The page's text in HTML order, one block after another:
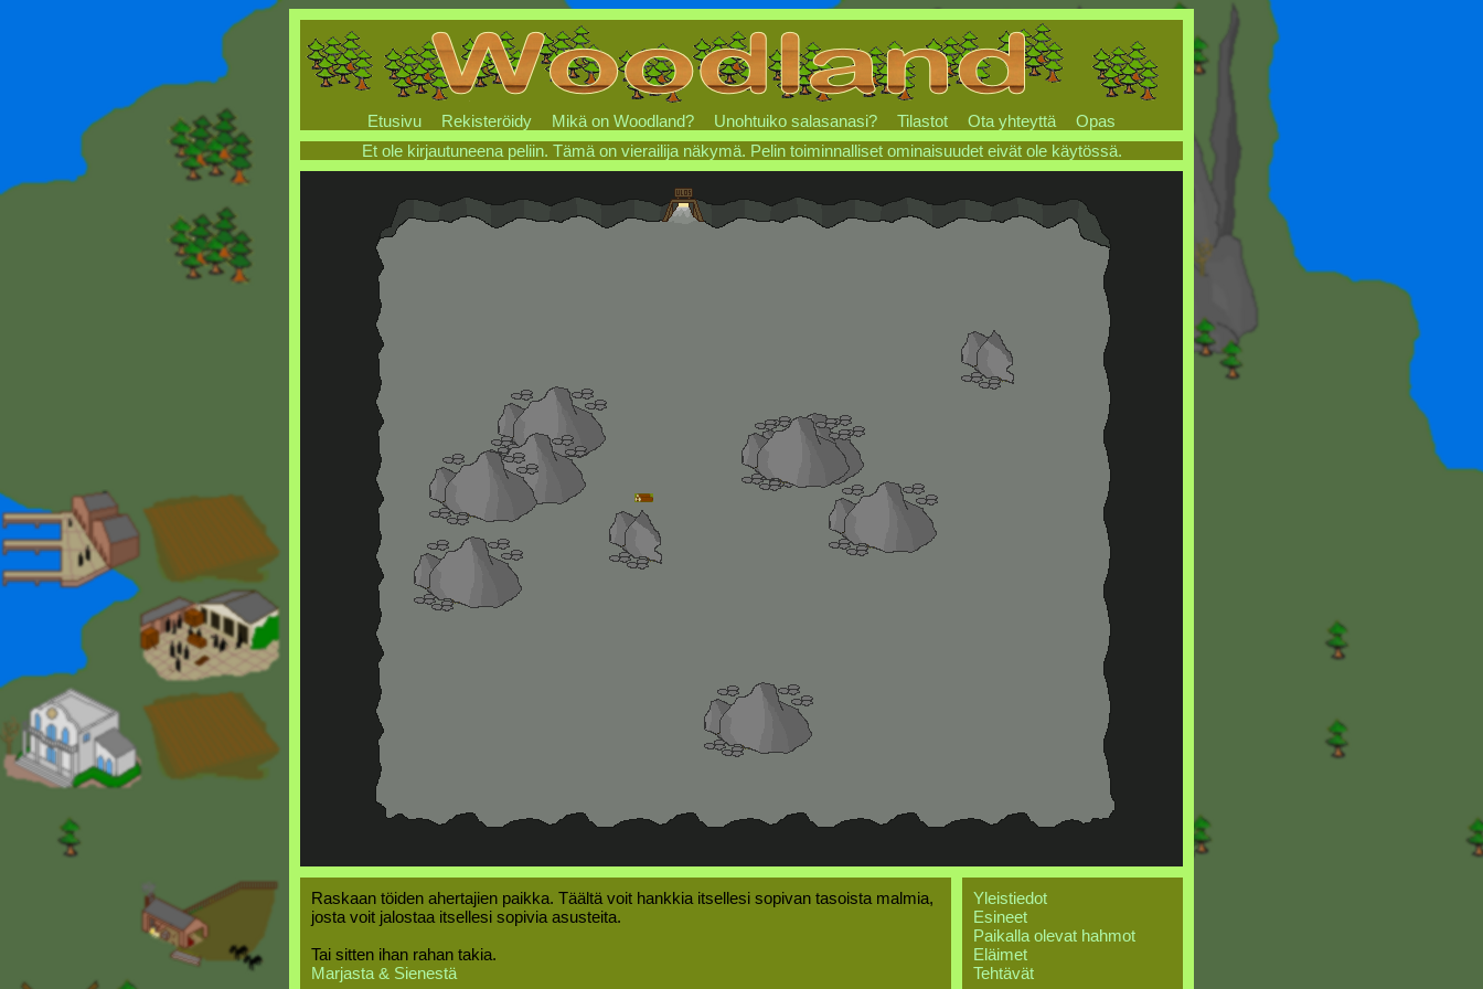
Etusivu Rekisteröidy Mikä on Woodland? Unohtuiko salasanasi? Tilastot Ota yhteyttä
Opas
Et ole kirjautuneena peliin. Tämä on vierailija näkymä. Pelin toiminnalliset ominaisuudet eivät ole käytössä.
Raskaan töiden ahertajien paikka. Täältä voit hankkia itsellesi sopivan tasoista malmia,
josta voit jalostaa itsellesi sopivia asusteita.
Tai sitten ihan rahan takia.
Marjasta & Sienestä
Yleistiedot
Esineet
Paikalla olevat hahmot
Eläimet
Tehtävät